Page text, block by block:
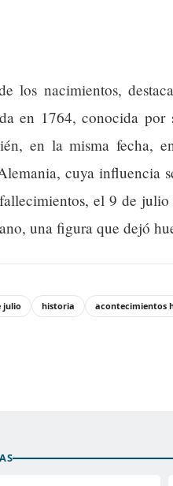
los nacimientos,
en 1764, conocida por
en la misma fecha,
cuya influencia
el 9 de
una figura que dejó
julio historia acontecimientos